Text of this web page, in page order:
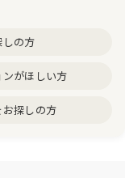
の方
がほしい方
探しの方